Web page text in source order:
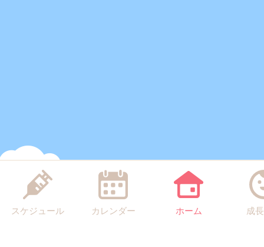
スケジュール カレンダー ホーム 成